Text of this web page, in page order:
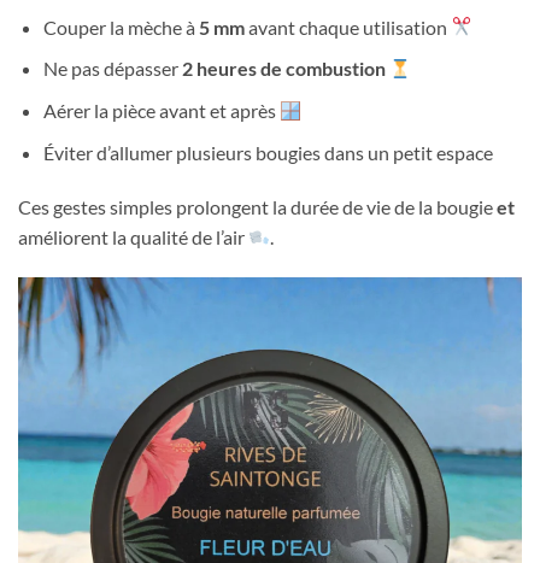
Couper la mèche à 5 mmavant chaque utilisation
Ne pas dépasser 2 heures de combustion
Aérer la pièce avant et après
Éviter d’allumer plusieurs bougies dans un petit espace
Ces gestes simples prolongent la durée de vie de la bougieet
améliorent la qualité de l’air
.